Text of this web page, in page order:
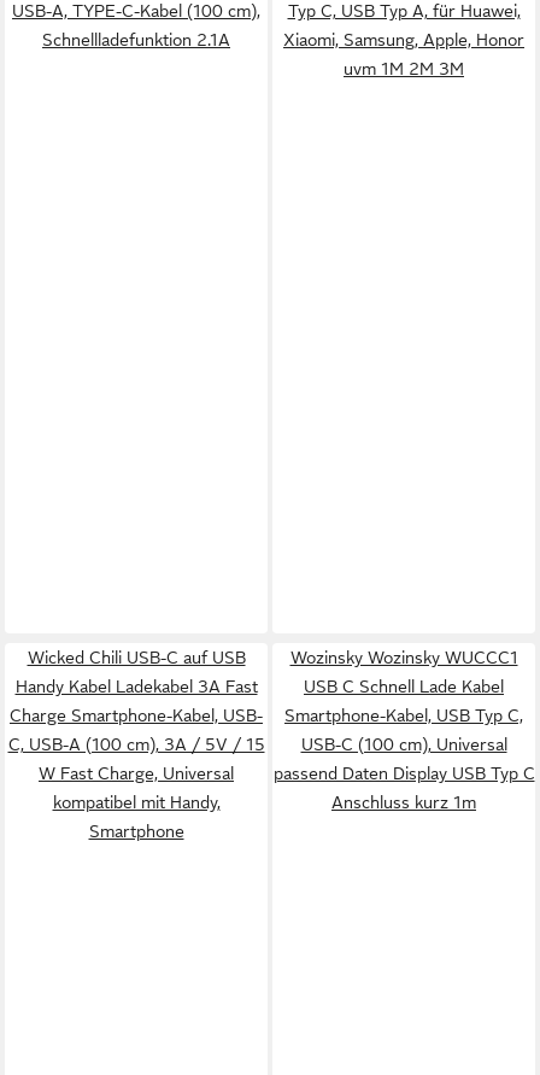
USB-A, TYPE-C-Kabel (100 cm),
Schnellladefunktion 2​.​1A
Typ C, USB Typ A, für Huawei,
Xiaomi, Samsung, Apple, Honor
uvm 1M 2M 3M
Wicked Chili USB-C auf USB
Handy Kabel Ladekabel 3A Fast
Charge Smartphone-Kabel, USB-
C, USB-A (100 cm), 3A / 5V / 15
W Fast Charge, Universal
kompatibel mit Handy,
Smartphone
Wozinsky Wozinsky WUCCC1
USB C Schnell Lade Kabel
Smartphone-Kabel, USB Typ C,
USB-C (100 cm), Universal
passend Daten Display USB Typ C
Anschluss kurz 1m